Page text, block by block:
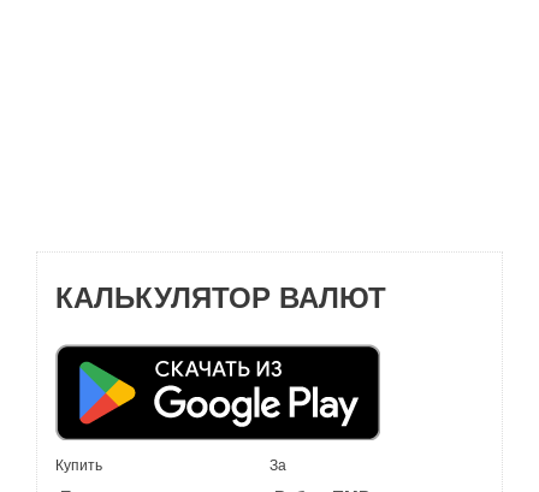
КАЛЬКУЛЯТОР ВАЛЮТ
Купить За